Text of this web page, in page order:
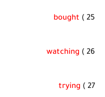
25 )
bought
26 )
watching
27 )
trying